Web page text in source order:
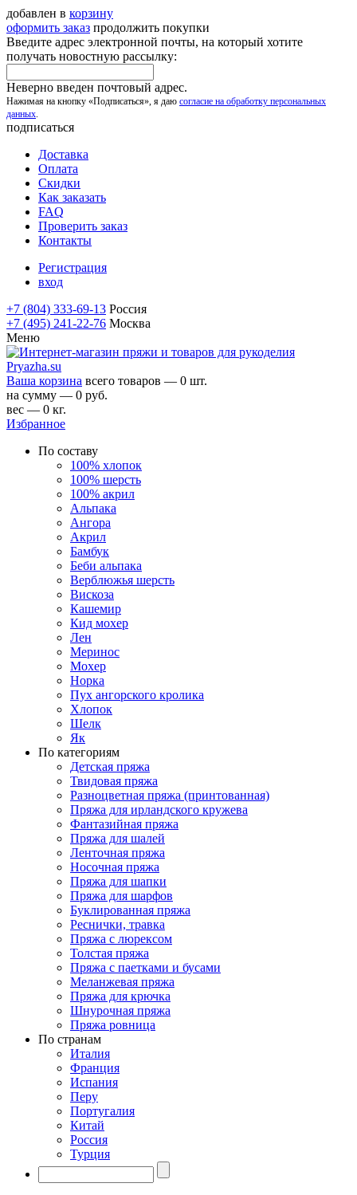
добавлен в корзину
оформить заказ продолжить покупки
Введите адрес электронной почты, на который хотите
получать новостную рассылку:
Неверно введен почтовый адрес.
Нажимая на кнопку «Подписаться», я даю согласие на обработку персональных
данных.
подписаться
Доставка
Оплата
Скидки
Как заказать
FAQ
Проверить заказ
Контакты
Регистрация
вход
+7 (804) 333-69-13 Россия
+7 (495) 241-22-76 Москва
Меню
Ваша корзина всего товаров — 0 шт.
на сумму — 0 руб.
вес — 0 кг.
Избранное
По составу
100% хлопок
100% шерсть
100% акрил
Альпака
Ангора
Акрил
Бамбук
Беби альпака
Верблюжья шерсть
Вискоза
Кашемир
Кид мохер
Лен
Меринос
Мохер
Норка
Пух ангорского кролика
Хлопок
Шелк
Як
По категориям
Детская пряжа
Твидовая пряжа
Разноцветная пряжа (принтованная)
Пряжа для ирландского кружева
Фантазийная пряжа
Пряжа для шалей
Ленточная пряжа
Носочная пряжа
Пряжа для шапки
Пряжа для шарфов
Буклированная пряжа
Реснички, травка
Пряжа с люрексом
Толстая пряжа
Пряжа с паетками и бусами
Меланжевая пряжа
Пряжа для крючка
Шнурочная пряжа
Пряжа ровница
По странам
Италия
Франция
Испания
Перу
Португалия
Китай
Россия
Турция